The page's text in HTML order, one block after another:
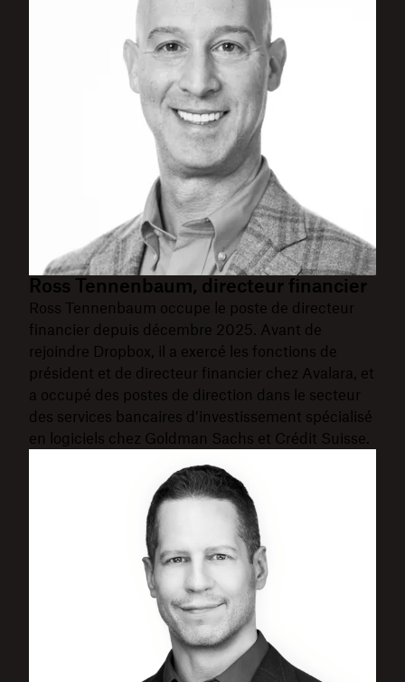
Ross Tennenbaum, directeur financier
Ross Tennenbaum occupe le poste de directeur
financier depuis décembre 2025. Avant de
rejoindre Dropbox, il a exercé les fonctions de
président et de directeur financier chez Avalara, et
a occupé des postes de direction dans le secteur
des services bancaires d’investissement spécialisé
en logiciels chez Goldman Sachs et Crédit Suisse.